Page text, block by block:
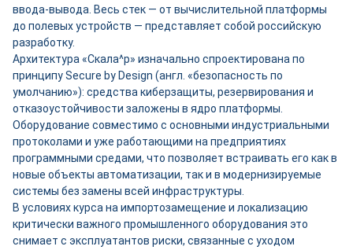
ввода-вывода. Весь стек — от вычислительной платформы
до полевых устройств — представляет собой российскую
разработку.
Архитектура «Скала^р» изначально спроектирована по
принципу Secure by Design (англ. «безопасность по
умолчанию»): средства киберзащиты, резервирования и
отказоустойчивости заложены в ядро платформы.
Оборудование совместимо с основными индустриальными
протоколами и уже работающими на предприятиях
программными средами, что позволяет встраивать его как в
новые объекты автоматизации, так и в модернизируемые
системы без замены всей инфраструктуры.
В условиях курса на импортозамещение и локализацию
критически важного промышленного оборудования это
снимает с эксплуатантов риски, связанные с уходом